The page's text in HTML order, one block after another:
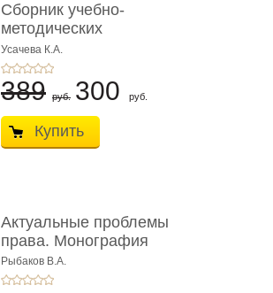
Сборник учебно-
методических
материалов по кур ...
Усачева К.А.
389 руб. 300 руб.
Купить
Актуальные проблемы
права. Монография
Рыбаков В.А.